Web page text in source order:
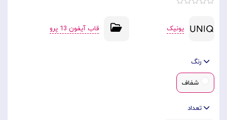
یونیک قاب آیفون 13 پرو
رنگ
شفاف
تعداد